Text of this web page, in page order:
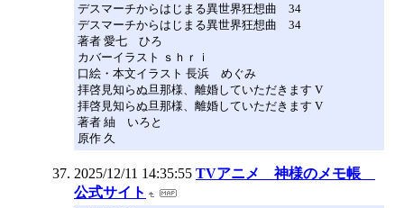
デスマーチからはじまる異世界狂想曲 34
デスマーチからはじまる異世界狂想曲 34
著者 愛七 ひろ
カバーイラスト ｓｈｒｉ
口絵・本文イラスト 長浜 めぐみ
拝啓見知らぬ旦那様、離婚していただきます V
拝啓見知らぬ旦那様、離婚していただきます V
著者 紬 いろと
原作 久
2025/12/11 14:35:55 TVアニメ 神様のメモ帳
公式サイト